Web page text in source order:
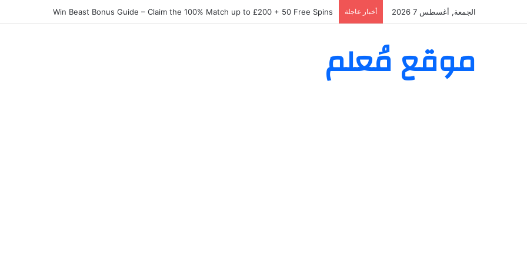
الجمعة, أغسطس 7 2026 أخبار عاجلة Elite Spin Login Bonus-Guide – So sichern Sie sich das Willkommenspaket
موقع مُعلم